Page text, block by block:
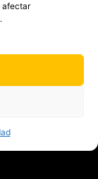
afectar